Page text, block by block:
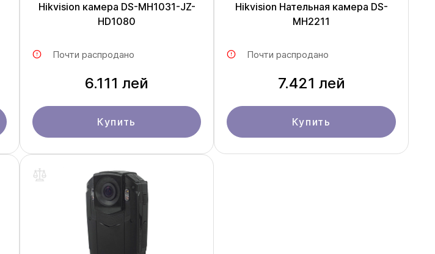
Hikvision камера DS-MH1031-JZ-
HD1080
Почти распродано
6.111 лей
Купить
Hikvision Нательная камера DS-
MH2211
Почти распродано
7.421 лей
Купить